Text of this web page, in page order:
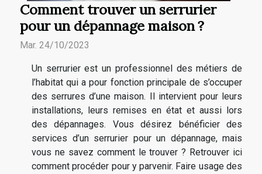
Comment trouver un serrurier
pour un dépannage maison ?
Mar. 24/10/2023
Un serrurier est un professionnel des métiers de
l’habitat qui a pour fonction principale de s’occuper
des serrures d’une maison. Il intervient pour leurs
installations, leurs remises en état et aussi lors
des dépannages. Vous désirez bénéficier des
services d’un serrurier pour un dépannage, mais
vous ne savez comment le trouver ? Retrouver ici
comment procéder pour y parvenir. Faire usage des